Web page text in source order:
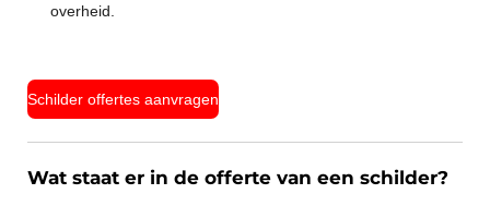
overheid.
Schilder offertes aanvragen
Wat staat er in de offerte van een schilder?